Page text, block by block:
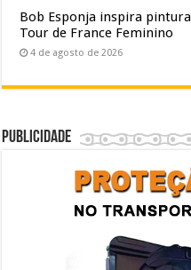
Bob Esponja inspira
Tour de France Feminino
4 de agosto de 2026
Publicidade